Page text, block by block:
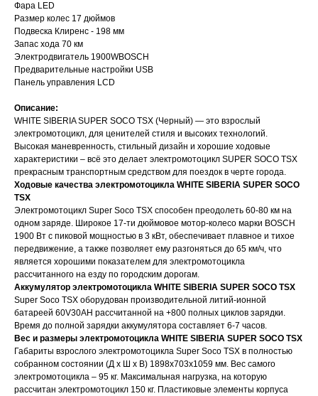
Фара LED
Размер колес 17 дюймов
Подвеска Клиренс - 198 мм
Запас хода 70 км
Электродвигатель 1900WBOSCH
Предварительные настройки USB
Панель управления LCD
Описание:
WHITE SIBERIA SUPER SOCO TSX (Черный) — это взрослый
электромотоцикл, для ценителей стиля и высоких технологий.
Высокая маневренность, стильный дизайн и хорошие ходовые
характеристики – всё это делает электромотоцикл SUPER SOCO TSX
прекрасным транспортным средством для поездок в черте города.
Ходовые качества электромотоцикла WHITE SIBERIA SUPER SOCO
TSX
Электромотоцикл Super Soco TSX способен преодолеть 60-80 км на
одном заряде. Широкое 17-ти дюймовое мотор-колесо марки BOSCH
1900 Вт с пиковой мощностью в 3 кВт, обеспечивает плавное и тихое
передвижение, а также позволяет ему разгоняться до 65 км/ч, что
является хорошими показателем для электромотоцикла
рассчитанного на езду по городским дорогам.
Аккумулятор электромотоцикла WHITE SIBERIA SUPER SOCO TSX
Super Soco TSX оборудован производительной литий-ионной
батареей 60V30AH рассчитанной на +800 полных циклов зарядки.
Время до полной зарядки аккумулятора составляет 6-7 часов.
Вес и размеры электромотоцикла WHITE SIBERIA SUPER SOCO TSX
Габариты взрослого электромотоцикла Super Soco TSX в полностью
собранном состоянии (Д х Ш х В) 1898x703x1059 мм. Вес самого
электромотоцикла – 95 кг. Максимальная нагрузка, на которую
рассчитан электромотоцикл 150 кг. Пластиковые элементы корпуса